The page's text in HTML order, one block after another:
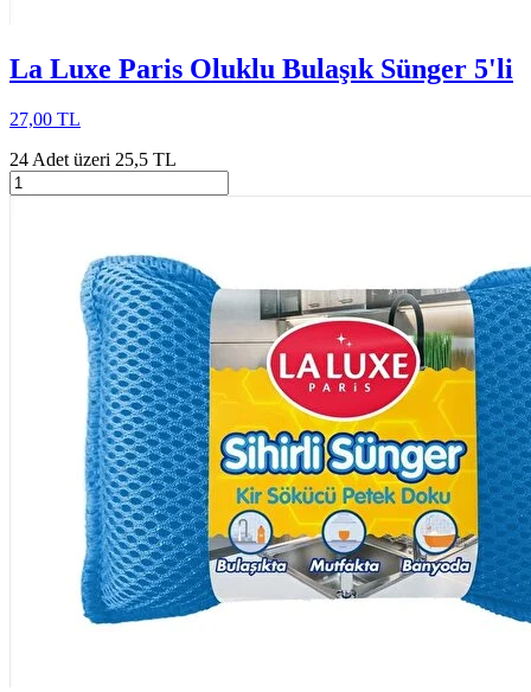
La Luxe Paris Oluklu Bulaşık Sünger 5'li
27,00 TL
24 Adet üzeri 25,5 TL